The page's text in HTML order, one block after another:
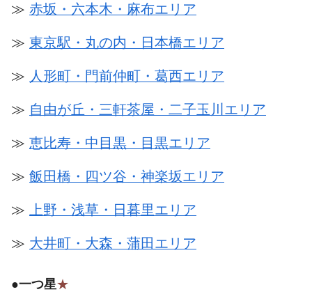
≫ 赤坂・六本木・麻布エリア
≫ 東京駅・丸の内・日本橋エリア
≫ 人形町・門前仲町・葛西エリア
≫ 自由が丘・三軒茶屋・二子玉川エリア
≫ 恵比寿・中目黒・目黒エリア
≫ 飯田橋・四ツ谷・神楽坂エリア
≫ 上野・浅草・日暮里エリア
≫ 大井町・大森・蒲田エリア
●一つ星★